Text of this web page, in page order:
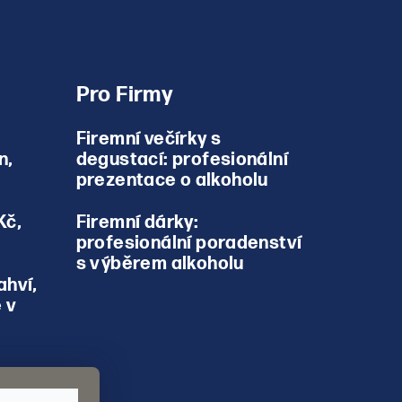
v
Pro Firmy
Firemní večírky s
degustací: profesionální
prezentace o alkoholu
Firemní dárky:
profesionální poradenství
s výběrem alkoholu